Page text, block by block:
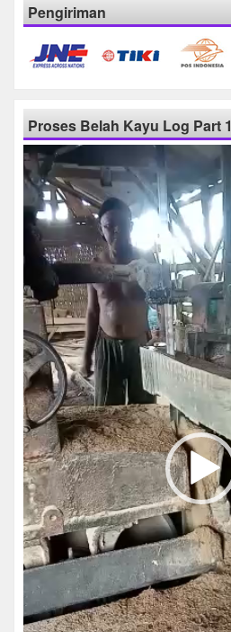
Pengiriman
Proses Belah Kayu Log Part 1
Pemutar
Video